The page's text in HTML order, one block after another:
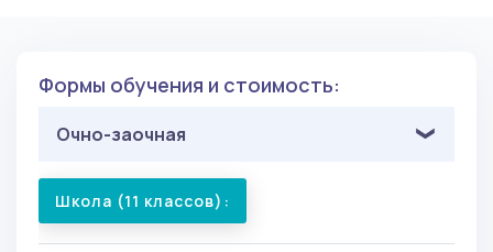
Формы обучения и стоимость:
Очно-заочная
Школа (11 классов):